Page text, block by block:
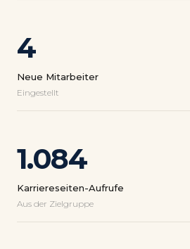
4
Neue Mitarbeiter
Eingestellt
1.084
Karriereseiten-Aufrufe
Aus der Zielgruppe